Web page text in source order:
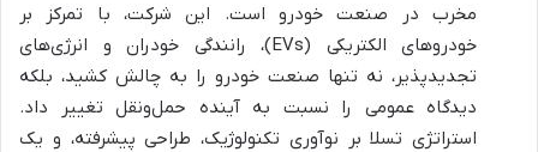
مخرب در صنعت خودرو است. این شرکت، با تمرکز بر
خودروهای الکتریکی (EVs)، رانندگی خودران و انرژی‌های
تجدیدپذیر، نه تنها صنعت خودرو را به چالش کشید، بلکه
دیدگاه عمومی را نسبت به آینده حمل‌ونقل تغییر داد.
استراتژی تسلا بر نوآوری تکنولوژیک، طراحی پیشرفته، و یک